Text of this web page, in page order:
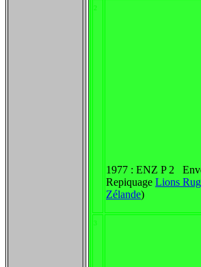
2
1977 : ENZ P 2
Repiquage Lions
Zélande)
3